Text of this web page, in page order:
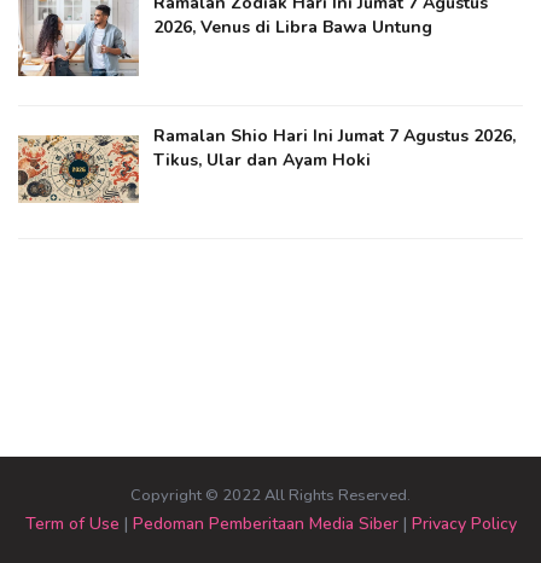
2026, Venus di Libra Bawa Untung
Ramalan Shio Hari Ini Jumat 7 Agustus 2026,
Tikus, Ular dan Ayam Hoki
Copyright © 2022 All Rights Reserved.
Term of Use | Pedoman Pemberitaan Media Siber| Privacy Policy